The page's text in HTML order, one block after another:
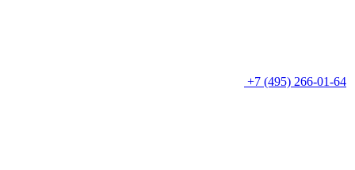
+7 (495) 266-01-64